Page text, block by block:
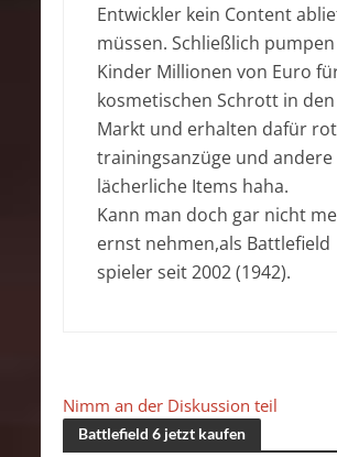
Entwickler kein Content
müssen. Schließlich
Kinder Millionen von Euro
kosmetischen Schrott in den
Markt und erhalten dafür
trainingsanzüge und andere
lächerliche Items haha.
Kann man doch gar nicht
ernst nehmen,als Battlefield
spieler seit 2002 (1942).
Nimm an der Diskussion teil
Battlefield 6 jetzt kaufen